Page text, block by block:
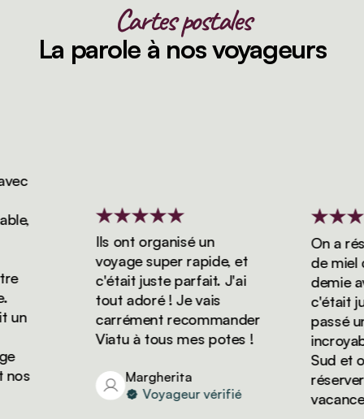
Cartes postales
La parole à nos voyageurs
Ils ont organisé un
voyage super rapide, et
c'était juste parfait. J'ai
tout adoré ! Je vais
carrément recommander
Viatu à tous mes potes !
Margherita
Voyageur vérifié
On a
de miel
demie
c'était
passé un
Sud et
réserver
vacances